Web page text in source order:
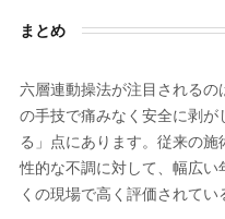
まとめ
六層連動操法が注目されるの
の手技で痛みなく安全に剥が
る」点にあります。従来の
性的な不調に対して、幅広
くの現場で高く評価されてい